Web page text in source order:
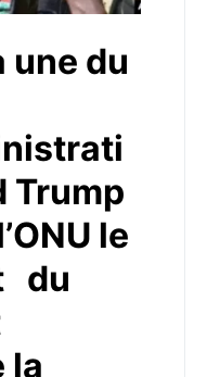
une du
Trump
le
du
la